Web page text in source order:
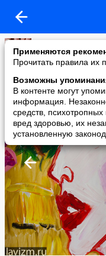
Применяются
Прочитать правила
Возможны
В контенте могут
информация.
средств,
вред здоровью, их
установленную
ЛАВИЗМ И
added a photo
20 Jun в 21:28